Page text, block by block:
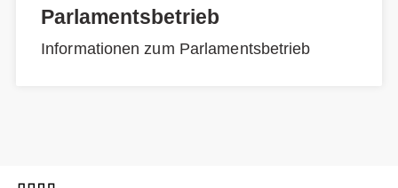
Parlamentsbetrieb
Informationen zum Parlamentsbetrieb